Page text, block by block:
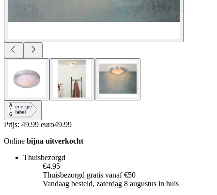
Prijs: 49.99 euro49.99
Online bijna uitverkocht
Thuisbezorgd
€4.95
Thuisbezorgd gratis vanaf €50
Vandaag besteld, zaterdag 8 augustus in huis